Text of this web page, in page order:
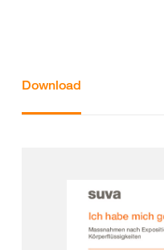
Download